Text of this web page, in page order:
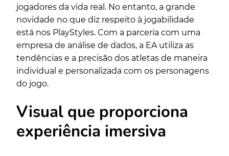
jogadores da vida real. No entanto, a grande
novidade no que diz respeito à jogabilidade
está nos PlayStyles. Com a parceria com uma
empresa de análise de dados, a EA utiliza as
tendências e a precisão dos atletas de maneira
individual e personalizada com os personagens
do jogo.
Visual que proporciona
experiência imersiva